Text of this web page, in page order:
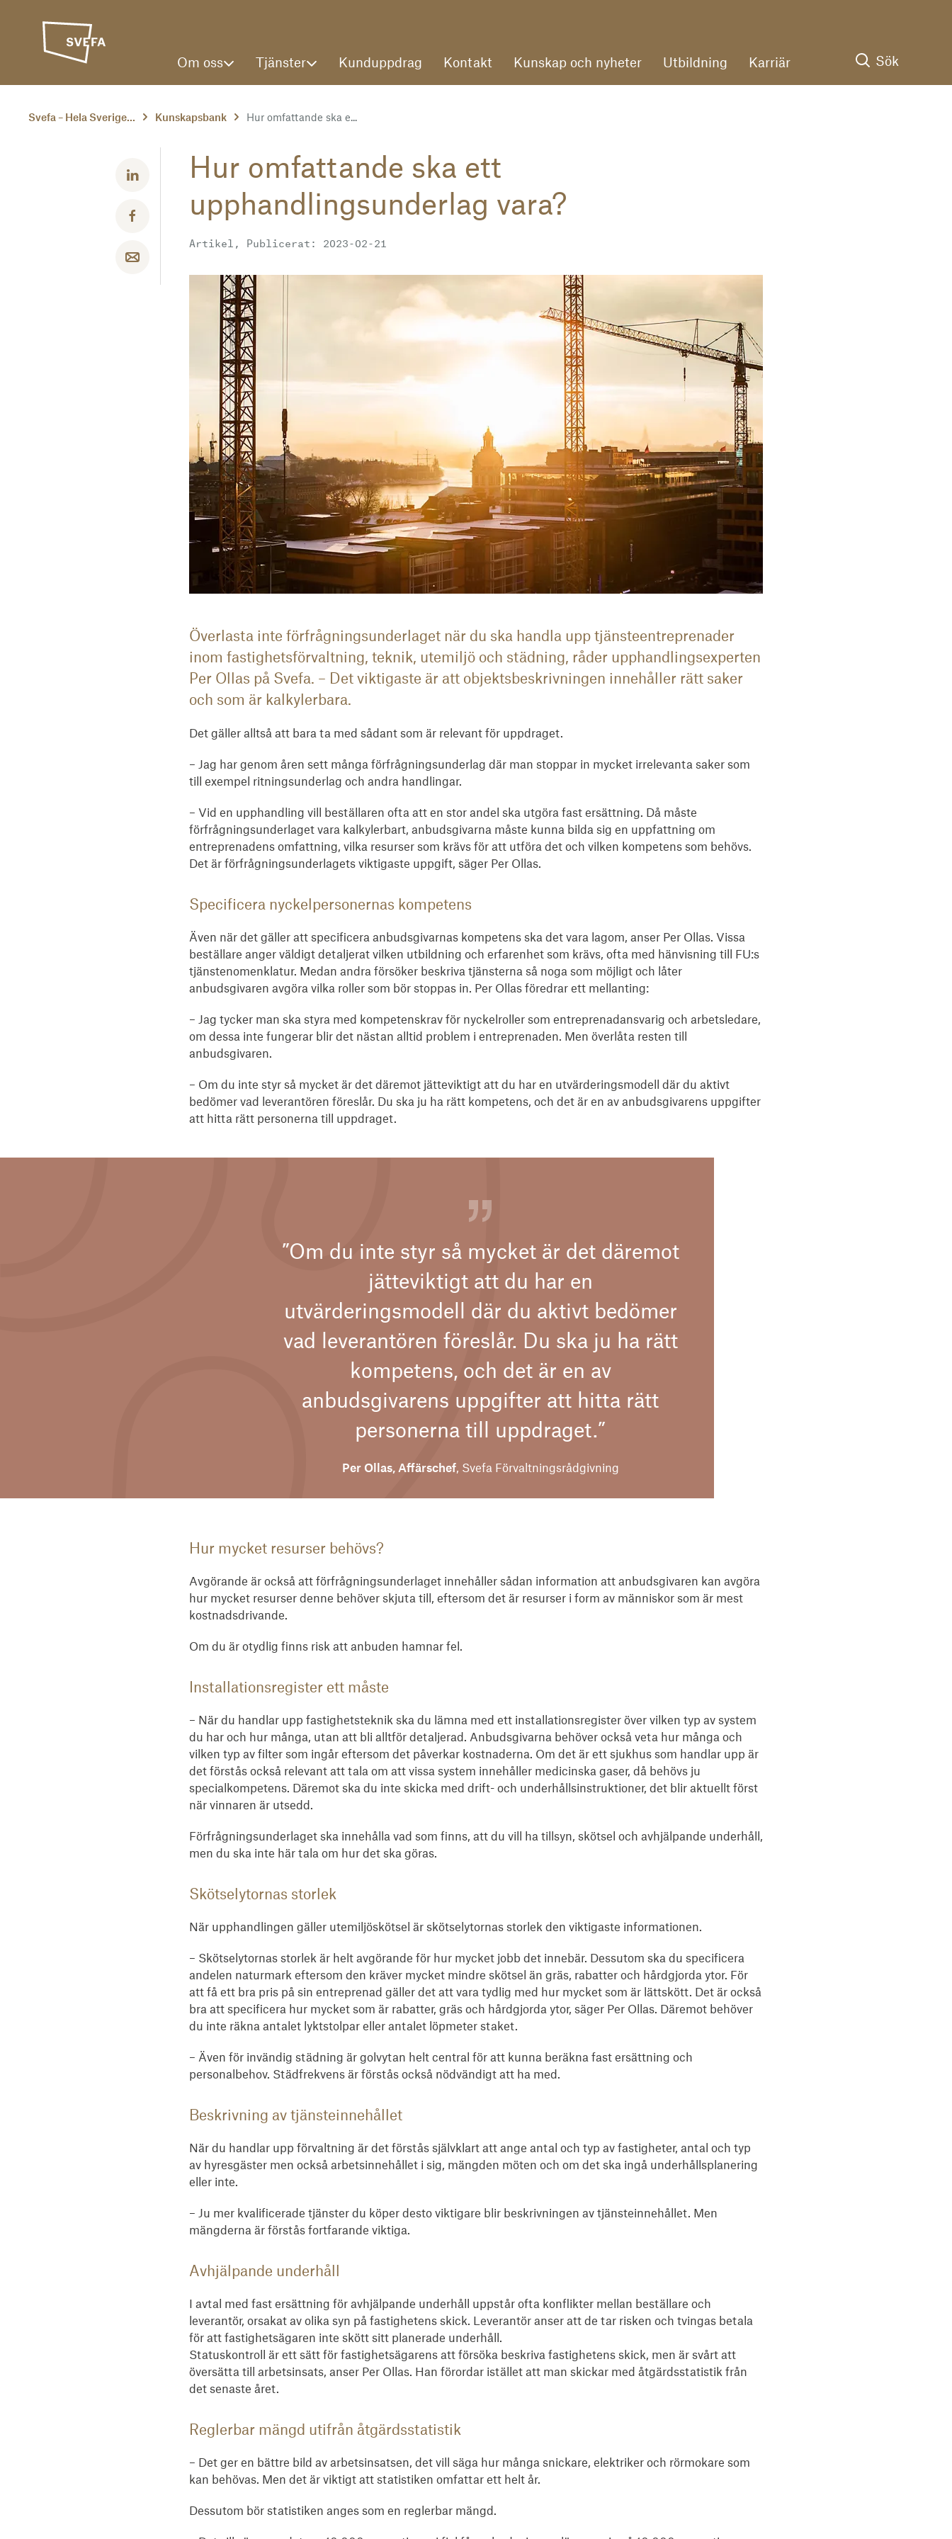
Om oss Tjänster Kunduppdrag Kontakt Kunskap och nyheter Utbildning Karriär Sök
Svefa – Hela Sverige... Kunskapsbank Hur omfattande ska e...
Dela med LinkedIn
Dela med Facebook
Dela med email
Hur omfattande ska ett
upphandlingsunderlag vara?
Artikel, Publicerat: 2023-02-21
Överlasta inte förfrågningsunderlaget när du ska handla upp tjänsteentreprenader
inom fastighetsförvaltning, teknik, utemiljö och städning, råder upphandlingsexperten
Per Ollas på Svefa. – Det viktigaste är att objektsbeskrivningen innehåller rätt saker
och som är kalkylerbara.
Det gäller alltså att bara ta med sådant som är relevant för uppdraget.
– Jag har genom åren sett många förfrågningsunderlag där man stoppar in mycket irrelevanta saker som
till exempel ritningsunderlag och andra handlingar.
– Vid en upphandling vill beställaren ofta att en stor andel ska utgöra fast ersättning. Då måste
förfrågningsunderlaget vara kalkylerbart, anbudsgivarna måste kunna bilda sig en uppfattning om
entreprenadens omfattning, vilka resurser som krävs för att utföra det och vilken kompetens som behövs.
Det är förfrågningsunderlagets viktigaste uppgift, säger Per Ollas.
Specificera nyckelpersonernas kompetens
Även när det gäller att specificera anbudsgivarnas kompetens ska det vara lagom, anser Per Ollas. Vissa
beställare anger väldigt detaljerat vilken utbildning och erfarenhet som krävs, ofta med hänvisning till FU:s
tjänstenomenklatur. Medan andra försöker beskriva tjänsterna så noga som möjligt och låter
anbudsgivaren avgöra vilka roller som bör stoppas in. Per Ollas föredrar ett mellanting:
– Jag tycker man ska styra med kompetenskrav för nyckelroller som entreprenadansvarig och arbetsledare,
om dessa inte fungerar blir det nästan alltid problem i entreprenaden. Men överlåta resten till
anbudsgivaren.
– Om du inte styr så mycket är det däremot jätteviktigt att du har en utvärderingsmodell där du aktivt
bedömer vad leverantören föreslår. Du ska ju ha rätt kompetens, och det är en av anbudsgivarens uppgifter
att hitta rätt personerna till uppdraget.
”Om du inte styr så mycket är det däremot
jätteviktigt att du har en
utvärderingsmodell där du aktivt bedömer
vad leverantören föreslår. Du ska ju ha rätt
kompetens, och det är en av
anbudsgivarens uppgifter att hitta rätt
personerna till uppdraget.”
Per Ollas, Affärschef, Svefa Förvaltningsrådgivning
Hur mycket resurser behövs?
Avgörande är också att förfrågningsunderlaget innehåller sådan information att anbudsgivaren kan avgöra
hur mycket resurser denne behöver skjuta till, eftersom det är resurser i form av människor som är mest
kostnadsdrivande.
Om du är otydlig finns risk att anbuden hamnar fel.
Installationsregister ett måste
– När du handlar upp fastighetsteknik ska du lämna med ett installationsregister över vilken typ av system
du har och hur många, utan att bli alltför detaljerad. Anbudsgivarna behöver också veta hur många och
vilken typ av filter som ingår eftersom det påverkar kostnaderna. Om det är ett sjukhus som handlar upp är
det förstås också relevant att tala om att vissa system innehåller medicinska gaser, då behövs ju
specialkompetens. Däremot ska du inte skicka med drift- och underhållsinstruktioner, det blir aktuellt först
när vinnaren är utsedd.
Förfrågningsunderlaget ska innehålla vad som finns, att du vill ha tillsyn, skötsel och avhjälpande underhåll,
men du ska inte här tala om hur det ska göras.
Skötselytornas storlek
När upphandlingen gäller utemiljöskötsel är skötselytornas storlek den viktigaste informationen.
– Skötselytornas storlek är helt avgörande för hur mycket jobb det innebär. Dessutom ska du specificera
andelen naturmark eftersom den kräver mycket mindre skötsel än gräs, rabatter och hårdgjorda ytor. För
att få ett bra pris på sin entreprenad gäller det att vara tydlig med hur mycket som är lättskött. Det är också
bra att specificera hur mycket som är rabatter, gräs och hårdgjorda ytor, säger Per Ollas. Däremot behöver
du inte räkna antalet lyktstolpar eller antalet löpmeter staket.
– Även för invändig städning är golvytan helt central för att kunna beräkna fast ersättning och
personalbehov. Städfrekvens är förstås också nödvändigt att ha med.
Beskrivning av tjänsteinnehållet
När du handlar upp förvaltning är det förstås självklart att ange antal och typ av fastigheter, antal och typ
av hyresgäster men också arbetsinnehållet i sig, mängden möten och om det ska ingå underhållsplanering
eller inte.
– Ju mer kvalificerade tjänster du köper desto viktigare blir beskrivningen av tjänsteinnehållet. Men
mängderna är förstås fortfarande viktiga.
Avhjälpande underhåll
I avtal med fast ersättning för avhjälpande underhåll uppstår ofta konflikter mellan beställare och
leverantör, orsakat av olika syn på fastighetens skick. Leverantör anser att de tar risken och tvingas betala
för att fastighetsägaren inte skött sitt planerade underhåll.
Statuskontroll är ett sätt för fastighetsägarens att försöka beskriva fastighetens skick, men är svårt att
översätta till arbetsinsats, anser Per Ollas. Han förordar istället att man skickar med åtgärdsstatistik från
det senaste året.
Reglerbar mängd utifrån åtgärdsstatistik
– Det ger en bättre bild av arbetsinsatsen, det vill säga hur många snickare, elektriker och rörmokare som
kan behövas. Men det är viktigt att statistiken omfattar ett helt år.
Dessutom bör statistiken anges som en reglerbar mängd.